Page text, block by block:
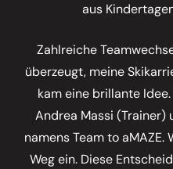
aus
Zahlreiche
überzeugt, meine
kam eine brillante
Andrea Massi (Trainer)
namens Team to
Weg ein. Diese